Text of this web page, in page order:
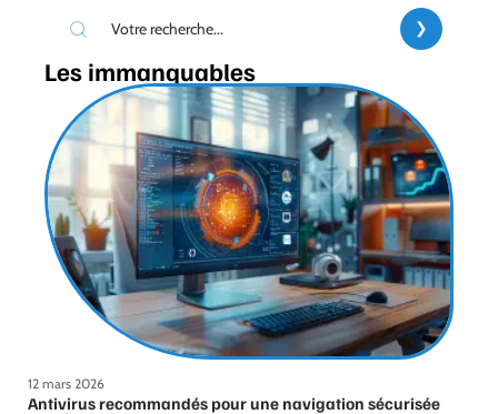
Les immanquables
12 mars 2026
Antivirus recommandés pour une navigation sécurisée